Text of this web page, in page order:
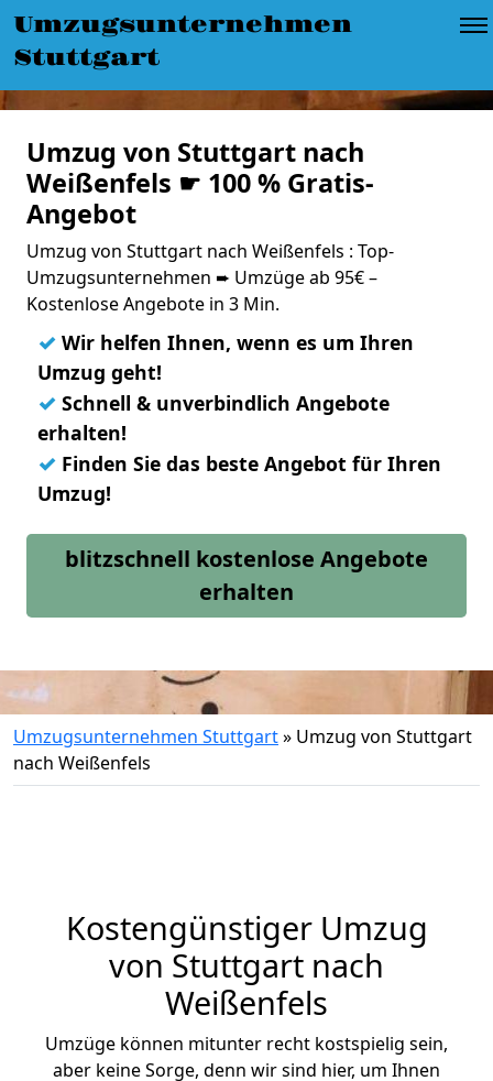
Umzugsunternehmen
Stuttgart
Umzug von Stuttgart nach
Weißenfels ☛ 100 % Gratis-
Angebot
Umzug von Stuttgart nach Weißenfels : Top-
Umzugsunternehmen ➨ Umzüge ab 95€ –
Kostenlose Angebote in 3 Min.
✓ Wir helfen Ihnen, wenn es um Ihren
Umzug geht!
✓ Schnell & unverbindlich Angebote
erhalten!
✓ Finden Sie das beste Angebot für Ihren
Umzug!
blitzschnell kostenlose Angebote
erhalten
Umzugsunternehmen Stuttgart» Umzug von Stuttgart
nach Weißenfels
Kostengünstiger Umzug
von Stuttgart nach
Weißenfels
Umzüge können mitunter recht kostspielig sein,
aber keine Sorge, denn wir sind hier, um Ihnen